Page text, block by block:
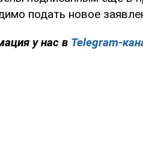
подать новое
у нас в Telegram-